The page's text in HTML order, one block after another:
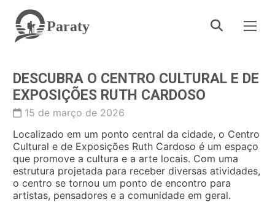
Paraty
DESCUBRA O CENTRO CULTURAL E DE
EXPOSIÇÕES RUTH CARDOSO
15 de março de 2026
Localizado em um ponto central da cidade, o Centro
Cultural e de Exposições Ruth Cardoso é um espaço
que promove a cultura e a arte locais. Com uma
estrutura projetada para receber diversas atividades,
o centro se tornou um ponto de encontro para
artistas, pensadores e a comunidade em geral.